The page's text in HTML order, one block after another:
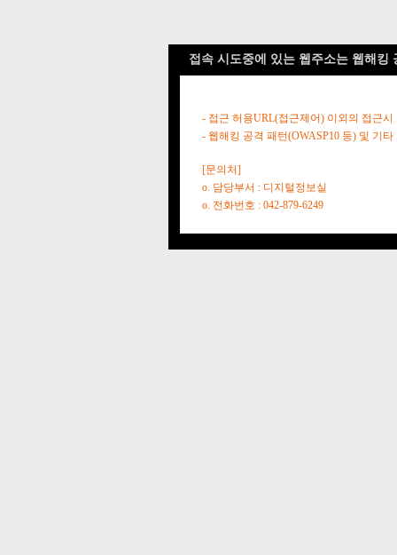
접속 시도중에 있는 웹주소는 웹해킹
- 접근 허용URL(접근제어) 이외의 접근시
- 웹해킹 공격 패턴(OWASP10 등) 및 기
[문의처]
o. 담당부서 : 디지털정보실
o. 전화번호 : 042-879-6249